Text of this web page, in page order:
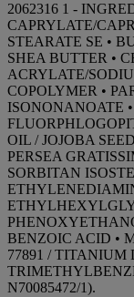
2062316 1 -
CAPRYLATE/
STEARATE SE •
SHEA BUTTER •
ACRYLATE/
COPOLYMER •
ISONONANOATE
OIL / JOJOBA
PERSEA
SORBITAN
BENZOIC ACID •
77891 / TITANIUM
N70085472/1).